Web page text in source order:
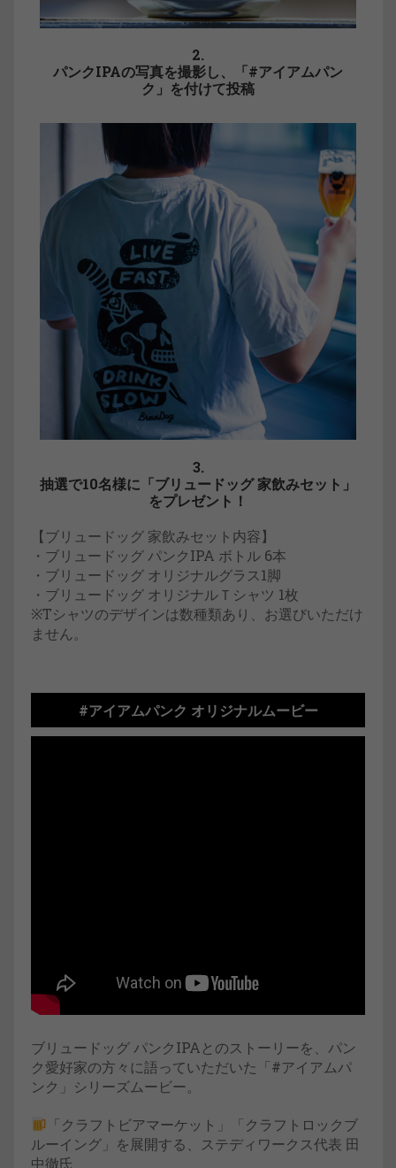
2.
パンクIPAの写真を撮影し、「#アイアムパン
ク」を付けて投稿
3.
抽選で10名様に「ブリュードッグ 家飲みセット」
をプレゼント！
【ブリュードッグ 家飲みセット内容】
・ブリュードッグ パンクIPA ボトル 6本
・ブリュードッグ オリジナルグラス1脚
・ブリュードッグ オリジナルＴシャツ 1枚
※Tシャツのデザインは数種類あり、お選びいただけ
ません。
#アイアムパンク オリジナルムービー
ブリュードッグ パンクIPAとのストーリーを、パン
ク愛好家の方々に語っていただいた「#アイアムパ
ンク」シリーズムービー。
「クラフトビアマーケット」「クラフトロックブ
ルーイング」を展開する、ステディワークス代表 田
中徹氏